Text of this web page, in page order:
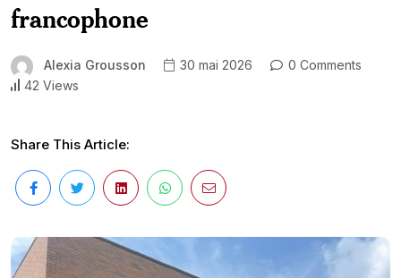
francophone
Alexia Grousson 30 mai 2026
0 Comments
42 Views
Share This Article: